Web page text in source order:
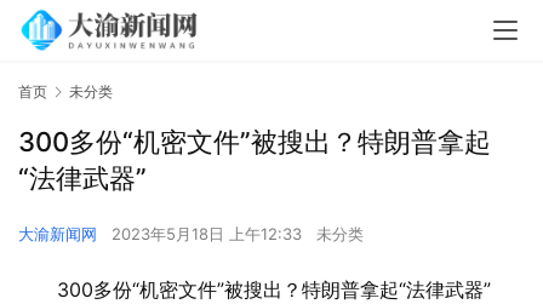
首页 未分类
300多份“机密文件”被搜出？特朗普拿起
“法律武器”
大渝新闻网 2023年5月18日 上午12:33 未分类
300多份“机密文件”被搜出？特朗普拿起“法律武器”